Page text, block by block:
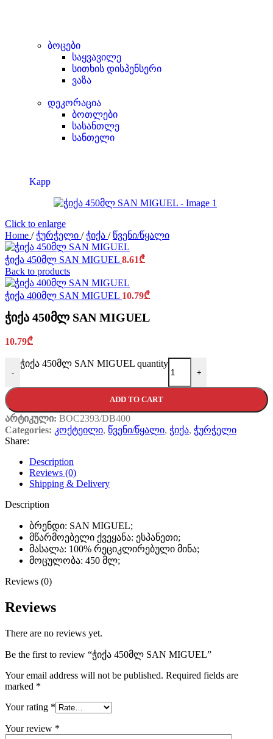
ბოცები
საყვავილე
სითხის დისპენსერი
ვაზა
დეკორაცია
ბოთლები
სასანთლე
სანთელი
Kapp
Click to enlarge
Home / ჭურჭელი / ჭიქა / წვენი/წყალი
ჭიქა 450მლ SAN MIGUEL 8.61₾
Back to products
ჭიქა 400მლ SAN MIGUEL 10.79₾
ჭიქა 450მლ SAN MIGUEL
10.79₾
-
ჭიქა 450მლ SAN MIGUEL quantity
+
ADD TO CART
არტიკული: BOC2393/DB400
Categories: კოქტეილი, წვენი/წყალი, ჭიქა, ჭურჭელი
Share:
Description
Reviews (0)
Shipping & Delivery
Description
ბრენდი: SAN MIGUEL;
მწარმოებელი ქვეყანა: ესპანეთი;
მასალა: 100% რეციკლირებული მინა;
მოცულობა: 450 მლ;
Reviews (0)
Reviews
There are no reviews yet.
Be the first to review “ჭიქა 450მლ SAN MIGUEL”
Your email address will not be published. Required fields are
marked *
Your rating *
Your review *